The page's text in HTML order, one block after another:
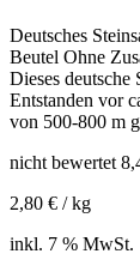
Deutsches
Beutel Ohne
Dieses deutsche
Entstanden vor
von 500-800 m
nicht bewertet
2,80 € /kg
inkl. 7 % MwSt.